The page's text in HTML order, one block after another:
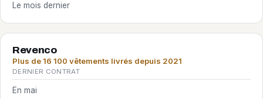
Le mois dernier
Revenco
Plus de 16 100 vêtements livrés depuis 2021
DERNIER CONTRAT
En mai